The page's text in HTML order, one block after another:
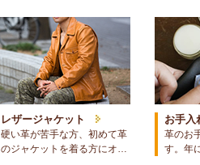
レザージャケット
硬い革が苦手な方、初めて革
のジャケットを着る方にオ…
お手
革のお
す。年